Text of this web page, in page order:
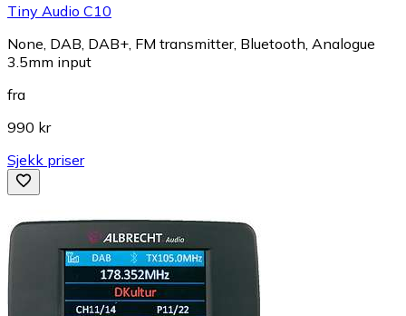
Tiny Audio C10
None, DAB, DAB+, FM transmitter, Bluetooth, Analogue
3.5mm input
fra
990 kr
Sjekk priser